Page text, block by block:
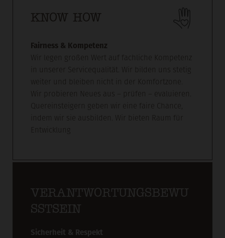
KNOW HOW
Fairness & Kompetenz
Wir legen großen Wert auf fachliche Kompetenz
in unserer Servicequalität. Wir bilden uns stetig
weiter und bleiben nicht in der Komfortzone.
Wir probieren Neues aus – prüfen – evaluieren.
Quereinsteigern geben wir eine faire Chance,
indem wir sie ausbilden. Wir bieten Raum für
Entwicklung
VERANTWORTUNGSBEWU
SSTSEIN
Sicherheit & Respekt